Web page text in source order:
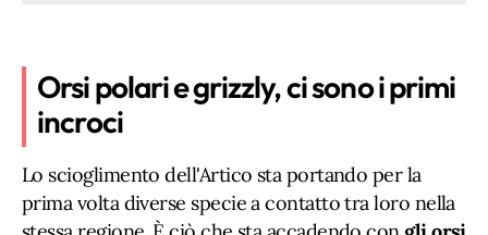
Orsi polari e grizzly, ci sono i primi
incroci
Lo scioglimento dell'Artico sta portando per la
prima volta diverse specie a contatto tra loro nella